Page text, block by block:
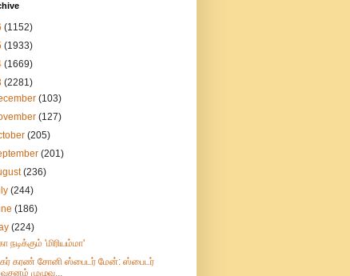
(1152)
(1933)
(1669)
(2281)
(103)
(127)
(205)
(201)
(236)
(244)
(186)
(224)
நடிக்கும் 'மிரியம்மா'
கரண் சோனி ஸ்பைடர் மேன்: ஸ்பைடர்
வசனம் முழுவ...